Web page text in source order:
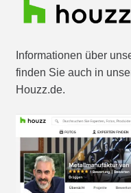
Informationen über
finden Sie auch in
Houzz.de.